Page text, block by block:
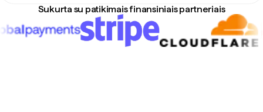
Sukurta su patikimais finansiniais partneriais